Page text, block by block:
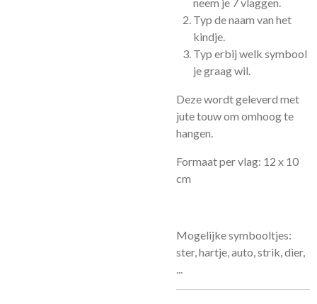
Typ de naam van het
kindje.
Typ erbij welk symbool
je graag wil.
Deze wordt geleverd met
jute touw om omhoog te
hangen.
Formaat per vlag: 12 x 10
cm
Mogelijke symbooltjes:
ster, hartje, auto, strik, dier,
...